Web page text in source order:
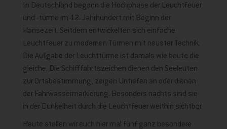
In Deutschland begann die Hochphase der Leuchtfeuer
und -türme im 12. Jahrhundert mit Beginn der
Hansezeit. Seitdem entwickelten sich einfache
Leuchtfeuer zu modernen Türmen mit neuster Technik.
Die Aufgabe der Leuchttürme ist damals wie heute die
gleiche. Die Schifffahrtszeichen dienen den Seeleuten
zur Ortsbestimmung, zeigen Untiefen an oder dienen
der Fahrwassermarkierung. Besonders nachts sind sie
in der Dunkelheit durch die Leuchtfeuer weithin sichtbar.
Heute stellen wir euch hier mal fünf ganz besondere